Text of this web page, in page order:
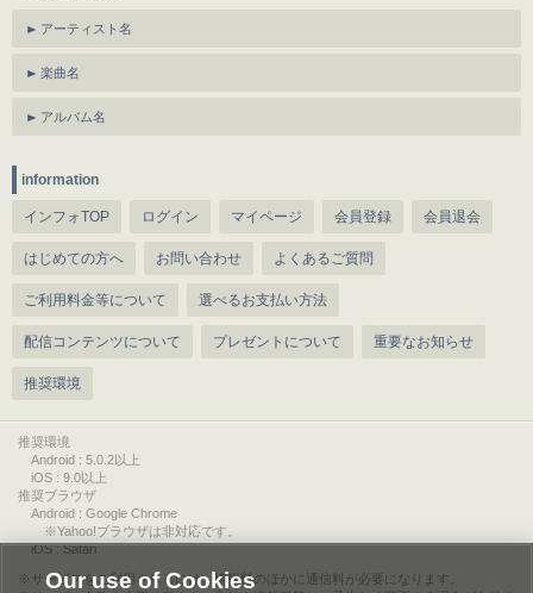
アーティスト名
楽曲名
アルバム名
information
インフォTOP ログイン マイページ 会員登録 会員退会
はじめての方へ お問い合わせ よくあるご質問
ご利用料金等について 選べるお支払い方法
配信コンテンツについて プレゼントについて 重要なお知らせ
推奨環境
推奨環境
Android : 5.0.2以上
iOS : 9.0以上
推奨ブラウザ
Android : Google Chrome
※Yahoo!ブラウザは非対応です。
iOS : Safari
サービスをご利用されるには、情報料のほかに通信料が必要になります。
Our use of Cookies